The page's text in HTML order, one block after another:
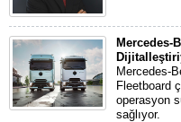
Mercedes-
Mercedes-
Fleetboard
operasyon
sağlıyor.